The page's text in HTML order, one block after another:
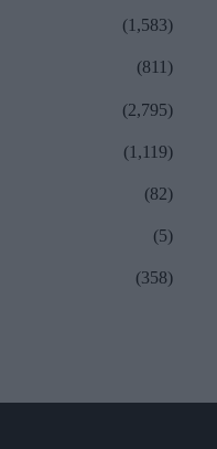
(1,583)
(811)
(2,795)
(1,119)
(82)
(5)
(358)